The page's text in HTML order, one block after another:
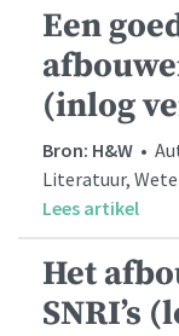
Een
(inlog
Bron: H&W •
Literatuur,
Lees artikel
Het
SNRI’s